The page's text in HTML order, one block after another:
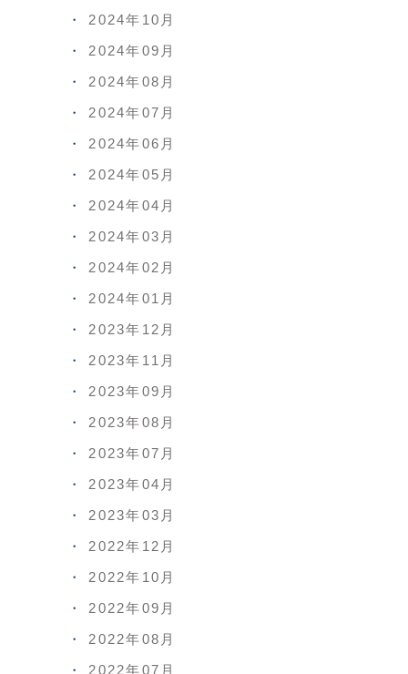
2024年10月
2024年09月
2024年08月
2024年07月
2024年06月
2024年05月
2024年04月
2024年03月
2024年02月
2024年01月
2023年12月
2023年11月
2023年09月
2023年08月
2023年07月
2023年04月
2023年03月
2022年12月
2022年10月
2022年09月
2022年08月
2022年07月